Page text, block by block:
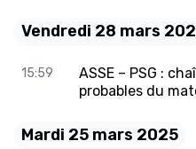
Vendredi 28 mars
15:59
ASSE – PSG :
probables du
Mardi 25 mars 2025